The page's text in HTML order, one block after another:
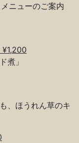
ニューのご案内
煮」
、ほうれん草のキ